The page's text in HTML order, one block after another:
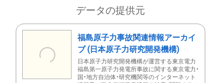
データの提供元
福島原子力事故関連情報アーカイ
ブ (日本原子力研究開発機構)
日本原子力研究開発機構が運営する東京電力
福島第一原子力発電所事故に関する東京電力・
国・地方自治体・研究機関等のインターネット